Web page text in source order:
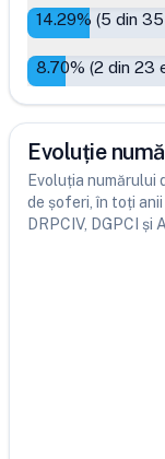
14.29% (5 din 35
8.70% (2 din 23
Evoluție
Evoluția
de șoferi, în toți
DRPCIV, DGPCI și